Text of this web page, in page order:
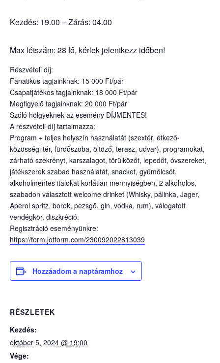
Kezdés: 19.00 – Zárás: 04.00
Max létszám: 28 fő, kérlek jelentkezz időben!
Részvételi díj:
Fanatikus tagjainknak: 15 000 Ft/pár
Csapatjátékos tagjainknak: 18 000 Ft/pár
Megfigyelő tagjainknak: 20 000 Ft/pár
Szóló hölgyeknek az esemény DÍJMENTES!
A részvételi díj tartalmazza:
Program + teljes helyszín használatát (szextér, étkező-
közösségi tér, fürdőszoba, öltöző, terasz, udvar), programokat,
zárható szekrényt, karszalagot, törülközőt, lepedőt, óvszereket,
játékszerek szabad használatát, snacket, gyümölcsöt,
alkoholmentes italokat korlátlan mennyiségben, 2 alkoholos,
szabadon választott welcome drinket (Whisky, pálinka, Jager,
Aperol spritz, borok, pezsgő, gin, vodka, rum), válogatott
vendégkör, diszkréció.
Regisztráció eseményünkre:
https://form.jotform.com/230092022813039
Hozzáadom a naptáramhoz
RÉSZLETEK
Kezdés:
október 5, 2024 @ 19:00
Vége: